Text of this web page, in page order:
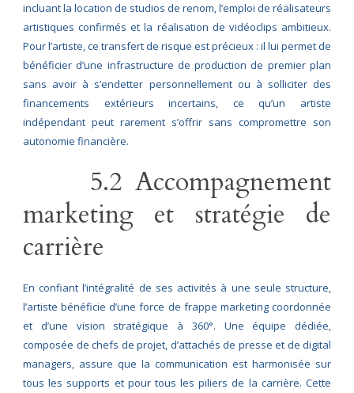
incluant la location de studios de renom, l’emploi de réalisateurs
artistiques confirmés et la réalisation de vidéoclips ambitieux.
Pour l’artiste, ce transfert de risque est précieux : il lui permet de
bénéficier d’une infrastructure de production de premier plan
sans avoir à s’endetter personnellement ou à solliciter des
financements extérieurs incertains, ce qu’un artiste
indépendant peut rarement s’offrir sans compromettre son
autonomie financière.
5.2 Accompagnement
marketing et stratégie de
carrière
En confiant l’intégralité de ses activités à une seule structure,
l’artiste bénéficie d’une force de frappe marketing coordonnée
et d’une vision stratégique à 360°. Une équipe dédiée,
composée de chefs de projet, d’attachés de presse et de digital
managers, assure que la communication est harmonisée sur
tous les supports et pour tous les piliers de la carrière. Cette